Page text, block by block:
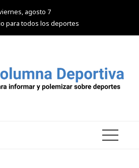
agosto 7
para todos los deportes